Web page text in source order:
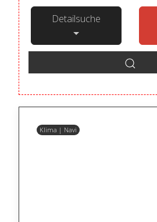
Detailsuche
Klima | Navi